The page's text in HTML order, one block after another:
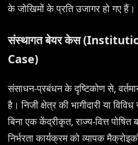
के जोखिमों के प्रति उजागर हो गए हैं।
संस्थागत बेयर केस
Case)
संसाधन-प्रबंधन के दृष्टिकोण से,
है। निजी क्षेत्र की भागीदारी या
बिना एक केंद्रीकृत, राज्य-वित्त
निर्भरता कार्यक्रम को व्यापक